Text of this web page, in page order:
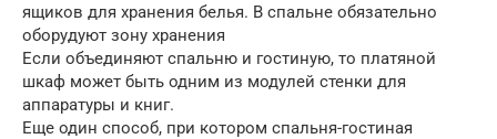
ящиков для хранения белья. В спальне обязательно
оборудуют зону хранения
Если объединяют спальню и гостиную, то платяной
шкаф может быть одним из модулей стенки для
аппаратуры и книг.
Еще один способ, при котором спальня-гостиная